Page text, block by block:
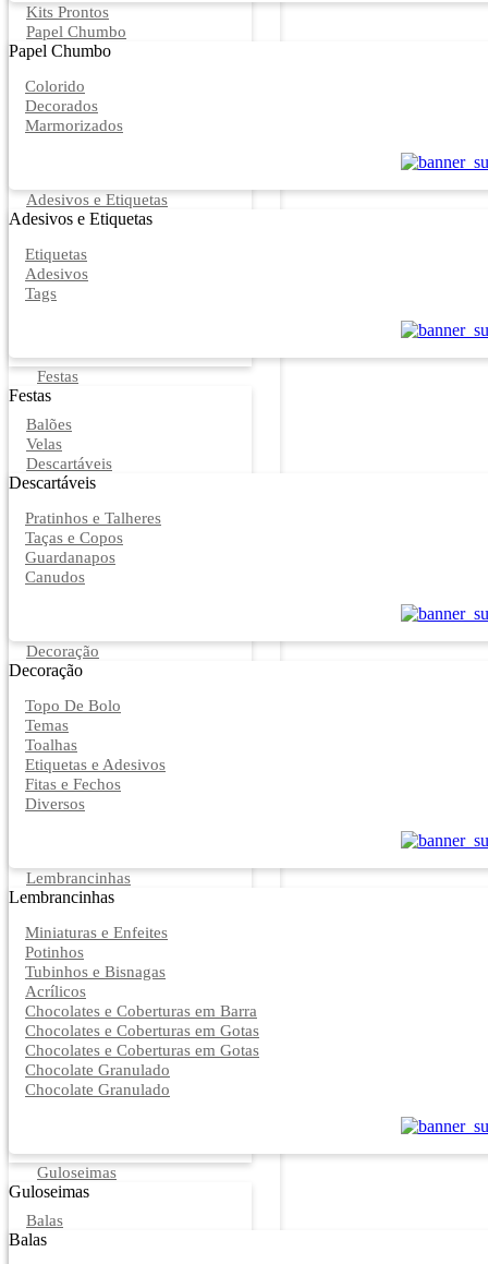
Kits Prontos
Papel Chumbo
Papel Chumbo
Colorido
Decorados
Marmorizados
Adesivos e Etiquetas
Adesivos e Etiquetas
Etiquetas
Adesivos
Tags
Festas
Festas
Balões
Velas
Descartáveis
Descartáveis
Pratinhos e Talheres
Taças e Copos
Guardanapos
Canudos
Decoração
Decoração
Topo De Bolo
Temas
Toalhas
Etiquetas e Adesivos
Fitas e Fechos
Diversos
Lembrancinhas
Lembrancinhas
Miniaturas e Enfeites
Potinhos
Tubinhos e Bisnagas
Acrílicos
Chocolates e Coberturas em Barra
Chocolates e Coberturas em Gotas
Chocolates e Coberturas em Gotas
Chocolate Granulado
Chocolate Granulado
Guloseimas
Guloseimas
Balas
Balas